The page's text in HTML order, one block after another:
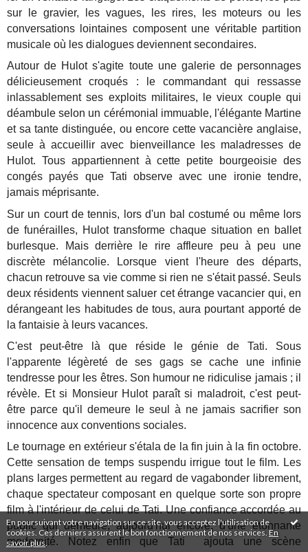
En poursuivant votre navigation sur ce site, vous acceptez l'utilisation de
cookies. Ces derniers assurent le bon fonctionnement de nos services.En
savoir plus.
sur le gravier, les vagues, les rires, les moteurs ou les
conversations lointaines composent une véritable partition
musicale où les dialogues deviennent secondaires.
Autour de Hulot s'agite toute une galerie de personnages
délicieusement croqués : le commandant qui ressasse
inlassablement ses exploits militaires, le vieux couple qui
déambule selon un cérémonial immuable, l'élégante Martine
et sa tante distinguée, ou encore cette vacancière anglaise,
seule à accueillir avec bienveillance les maladresses de
Hulot. Tous appartiennent à cette petite bourgeoisie des
congés payés que Tati observe avec une ironie tendre,
jamais méprisante.
Sur un court de tennis, lors d'un bal costumé ou même lors
de funérailles, Hulot transforme chaque situation en ballet
burlesque. Mais derrière le rire affleure peu à peu une
discrète mélancolie. Lorsque vient l'heure des départs,
chacun retrouve sa vie comme si rien ne s'était passé. Seuls
deux résidents viennent saluer cet étrange vacancier qui, en
dérangeant les habitudes de tous, aura pourtant apporté de
la fantaisie à leurs vacances.
C'est peut-être là que réside le génie de Tati. Sous
l'apparente légèreté de ses gags se cache une infinie
tendresse pour les êtres. Son humour ne ridiculise jamais ; il
révèle. Et si Monsieur Hulot paraît si maladroit, c'est peut-
être parce qu'il demeure le seul à ne jamais sacrifier son
innocence aux conventions sociales.
Le tournage en extérieur s'étala de la fin juin à la fin octobre.
Cette sensation de temps suspendu irrigue tout le film. Les
plans larges permettent au regard de vagabonder librement,
chaque spectateur composant en quelque sorte son propre
film à l'intérieur de celui de Tati. Une confiance accordée au
public qui demeure, aujourd'hui encore, d'une étonnante
modernité. Notez enfin que Tati ajouta une scène